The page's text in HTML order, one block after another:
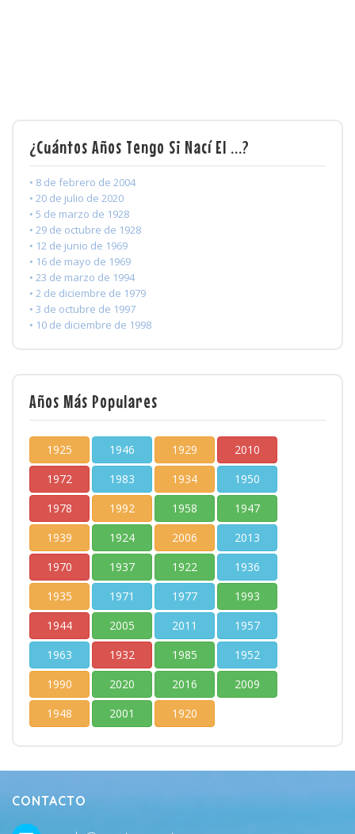
¿Cuántos Años Tengo Si Nací El ...?
• 8 de febrero de 2004
• 20 de julio de 2020
• 5 de marzo de 1928
• 29 de octubre de 1928
• 12 de junio de 1969
• 16 de mayo de 1969
• 23 de marzo de 1994
• 2 de diciembre de 1979
• 3 de octubre de 1997
• 10 de diciembre de 1998
Años Más Populares
1925 1946 1929
2010
1972
1983 1934
1950
1978
1992 1958
1947
1939
1924 2006
2013
1970
1937 1922
1936
1935
1971 1977
1993
1944
2005 2011
1957
1963
1932 1985
1952
1990
2020 2016
2009
1948
2001 1920
CONTACTO